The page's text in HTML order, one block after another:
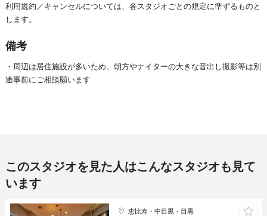
利用規約／キャンセルについては、各スタジオごとの規定に準ずるものと
します。
備考
・周辺は居住施設が多いため、朝方やナイターの大きな音出し撮影等は別
途事前にご相談願います
このスタジオを見た人はこんなスタジオも見て
います
恵比寿・中目黒・目黒